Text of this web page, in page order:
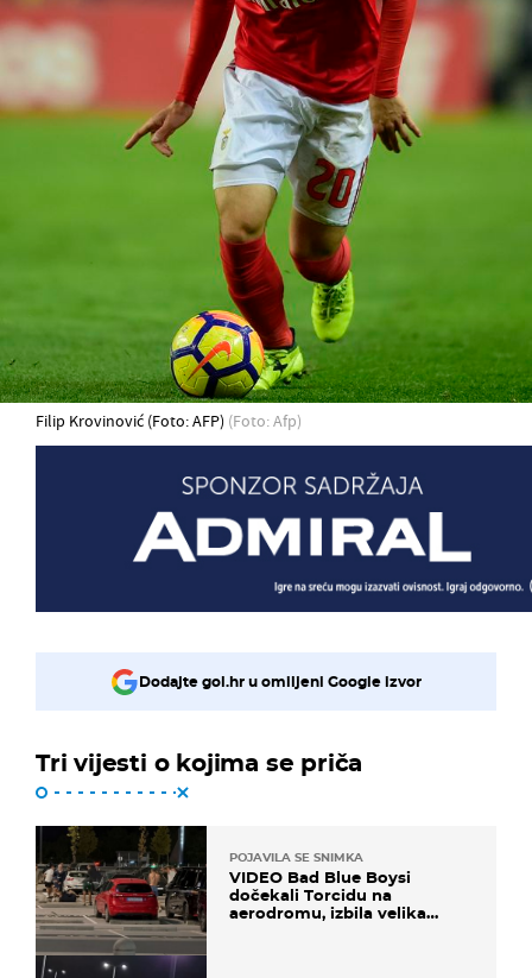
Filip Krovinović (Foto: AFP) (Foto: Afp)
Dodajte gol.hr u omiljeni Google izvor
Tri vijesti o kojima se priča
POJAVILA SE SNIMKA
VIDEO Bad Blue Boysi
dočekali Torcidu na
aerodromu, izbila velika